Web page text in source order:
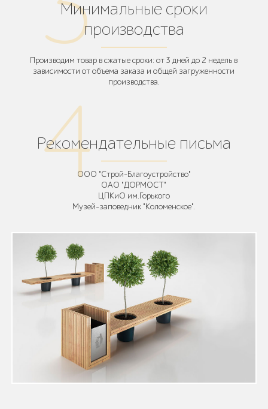
Минимальные сроки
производства
Производим товар в сжатые сроки: от 3 дней до 2 недель в
зависимости от объема заказа и общей загруженности
производства.
Рекомендательные письма
ООО "Строй-Благоустройство"
ОАО "ДОРМОСТ"
ЦПКиО им.Горького
Музей-заповедник "Коломенское".